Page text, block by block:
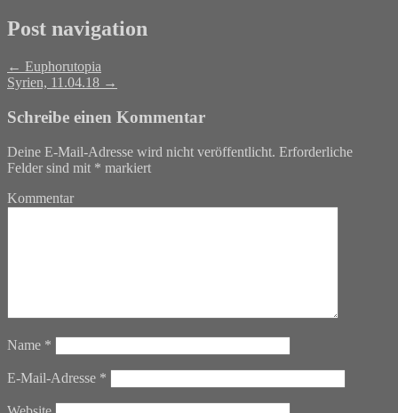
Post navigation
← Euphorutopia
Syrien, 11.04.18 →
Schreibe einen Kommentar
Deine E-Mail-Adresse wird nicht veröffentlicht. Erforderliche
Felder sind mit * markiert
Kommentar
Name *
E-Mail-Adresse *